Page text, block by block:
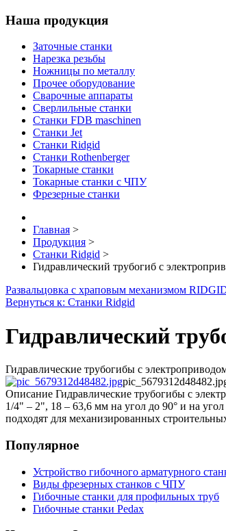
Наша продукция
Заточные станки
Нарезка резьбы
Ножницы по металлу
Прочее оборудование
Сварочные аппараты
Сверлильные станки
Станки FDB maschinen
Станки Jet
Станки Ridgid
Станки Rothenberger
Токарные станки
Токарные станки с ЧПУ
Фрезерные станки
Главная >
Продукция >
Станки Ridgid >
Гидравлический трубогиб с
Развальцовка с храповым механизмом
Вернуться к: Станки Ridgid
Гидравлический
Гидравлические трубогибы с
Описание Гидравлические трубогибы с
1/4" – 2", 18 – 63,6 мм на угол до 90° и на
подходят для механизированных
Популярное
Устройство гибочного арматурного
Виды фрезерных станков с ЧПУ
Гибочные станки для профильных труб
Гибочные станки Pedax